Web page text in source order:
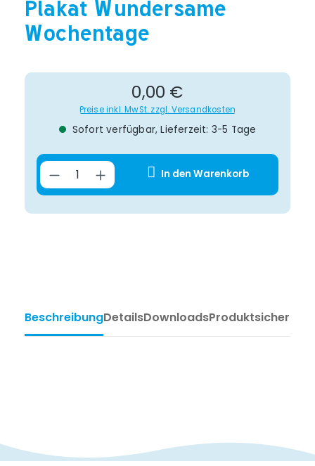
Plakat Wundersame
Wochentage
Regulärer Preis:
0,00 €
Preise inkl. MwSt. zzgl. Versandkosten
Sofort verfügbar, Lieferzeit: 3-5 Tage
Produkt Anzahl: Gib den
In den Warenkorb
BeschreibungDetailsDownloadsProduktsicherheit